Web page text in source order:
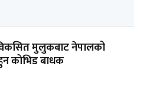
मुलुकबाट नेपालको
कोभिड बाधक